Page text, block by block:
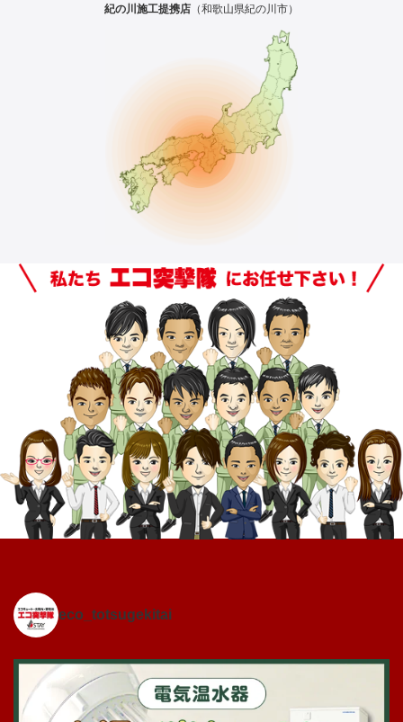
紀の川施工提携店 （和歌山県紀の川市）
eco_totsugekitai